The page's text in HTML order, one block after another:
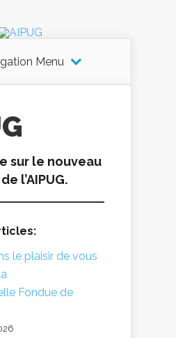
Menu
sur le nouveau
l’AIPUG.
le plaisir de vous
Fondue de